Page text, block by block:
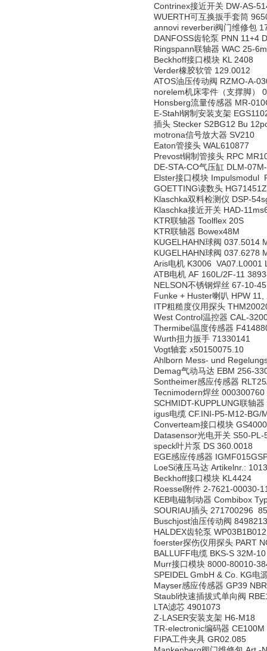
Contrinex接近开关 DW-AS-
WUERTH可互换扳手套筒
annovi reverberi阀门维修包
DANFOSS齿轮泵 PNN 11+4
Ringspann联轴器 WAC 25-
Beckhoff接口模块 KL 2408
Verder橡胶软管 129.0012
ATOS油压传动阀 RZMO-A-
norelem机床零件（支撑脚）
Honsberg流量传感器 MR-
E-Stahl钢制安装支架
插头 Stecker S2BG12 Bu
motrona信号放大器 SV210
Eaton管接头 WAL610877
Prevost铜制管接头 RPC
DE-STA-CO气压缸 DLM-
Elster接口模块 Impulsmodul
GOETTING读数头
Klaschka双料检测仪 DSP-
Klaschka接近开关 HAD-
KTR联轴器 Toolflex 20S
KTR联轴器 Bowex48M
KUGELHAHN球阀 037.5014
KUGELHAHN球阀 037.6278
Aris电机 K3006 VA07.L0001
ATB电机 AF 160L/2F-11
NELSON不锈钢焊丝 67-10-45
Funke + Huster喇叭 HPW 11,
ITP粗糙度仪用探头
West Control温控器 CAL-
Thermibel温度传感器
Wurth扭力扳手 71330141
Vogt轴套 x50150075.10
Ahlborn Mess- und
Demag气动马达 EBM 256-
Sontheimer感应传感器
Tecnimodern焊丝 000300760
SCHMIDT-KUPPLUNG联轴
igus电缆 CF.INI-P5-M12-BG/
Converteam接口模块
Datasensor光电开关 S50-PL-
speck叶片泵 DS 360.0018
EGE感应传感器
LoeSi液压马达 Artikelnr.:
Beckhoff接口模块 KL4424
Roessel附件 2-7621-00030-
KEB电磁制动器 Combibox
SOURIAU插头 271700296
Buschjost油压传动阀
HALDEX齿轮泵
foerster探伤仪用探头 PART
BALLUFF电缆 BKS-S 32M-10
Murr接口模块 8000-80010-
SPEIDEL GmbH & Co. KG电
Mayser感应传感器 GP39
Staubli快速插拔式单向阀
LTA滤芯 4901073
Z-LASER安装支架 H6-M18
TR-electronic编码器
FIPA工件夹具 GR02.085